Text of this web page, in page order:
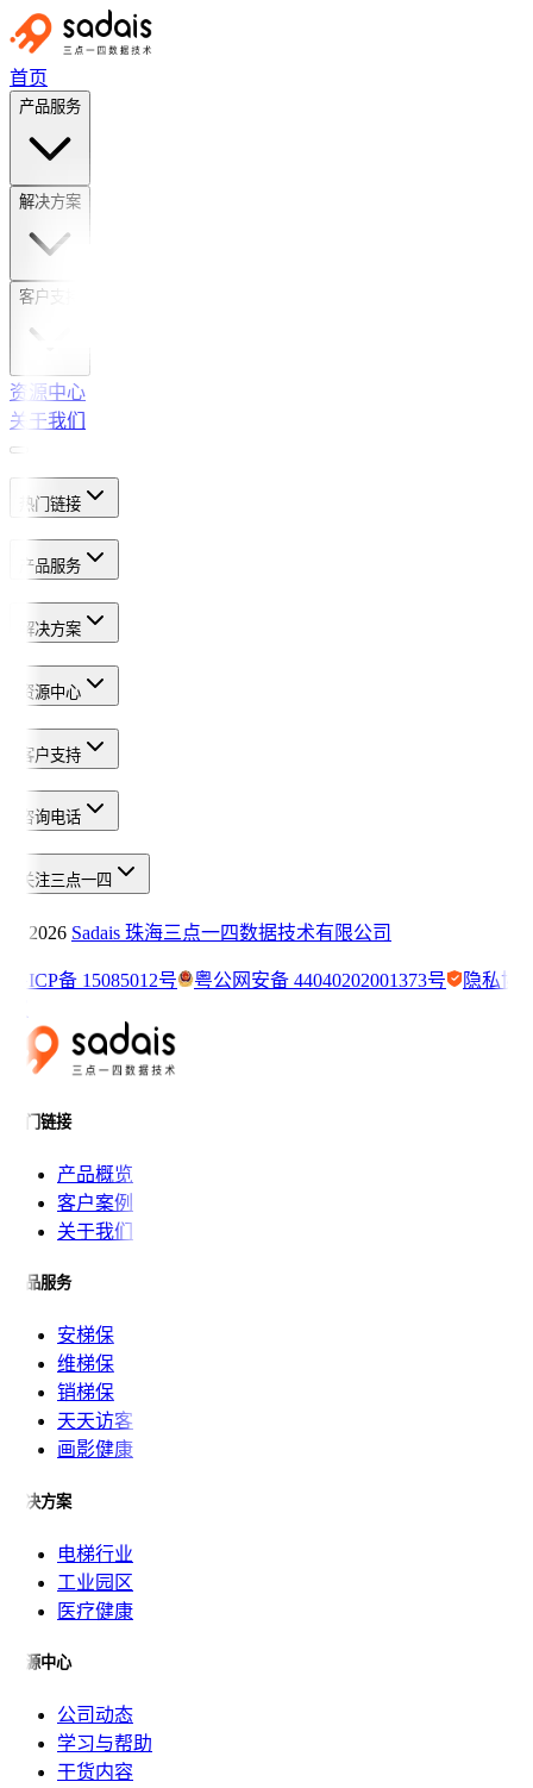
首页
产品服务
解决方案
客户支持
资源中心
关于我们
热门链接
产品服务
解决方案
资源中心
客户支持
咨询电话
关注三点一四
2026 Sadais 珠海三点一四数据技术有限公司
粤ICP备 15085012号 粤公网安备 44040202001373号
隐私协
热门链接
产品概览
客户案例
关于我们
产品服务
安梯保
维梯保
销梯保
天天访客
画影健康
解决方案
电梯行业
工业园区
医疗健康
资源中心
公司动态
学习与帮助
干货内容